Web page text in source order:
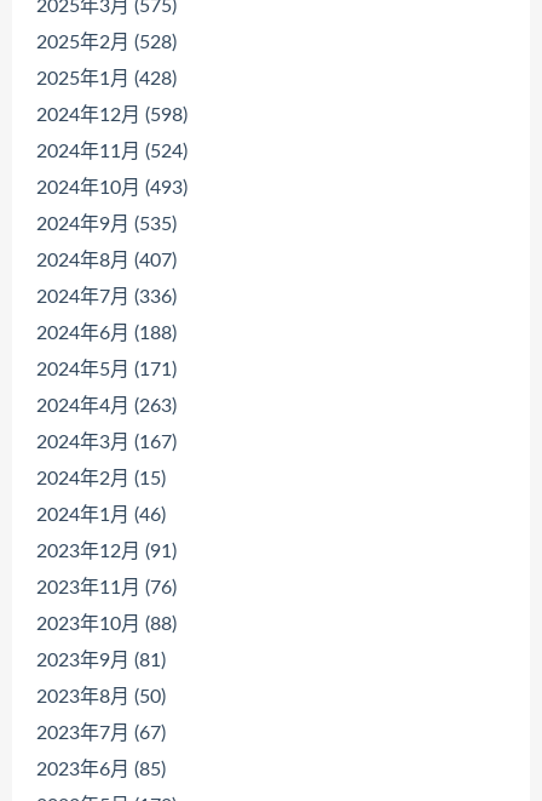
2025年3月 (575)
2025年2月 (528)
2025年1月 (428)
2024年12月 (598)
2024年11月 (524)
2024年10月 (493)
2024年9月 (535)
2024年8月 (407)
2024年7月 (336)
2024年6月 (188)
2024年5月 (171)
2024年4月 (263)
2024年3月 (167)
2024年2月 (15)
2024年1月 (46)
2023年12月 (91)
2023年11月 (76)
2023年10月 (88)
2023年9月 (81)
2023年8月 (50)
2023年7月 (67)
2023年6月 (85)